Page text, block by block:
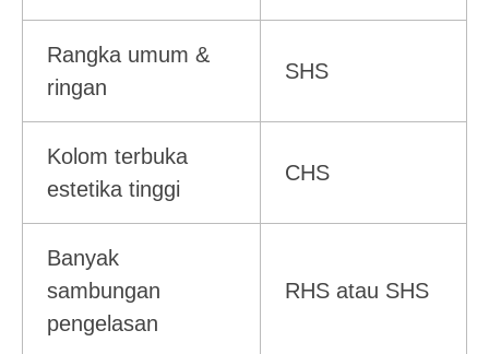
Rangka umum &
ringan
SHS
Kolom terbuka
estetika tinggi
CHS
Banyak
sambungan
pengelasan
RHS atau SHS